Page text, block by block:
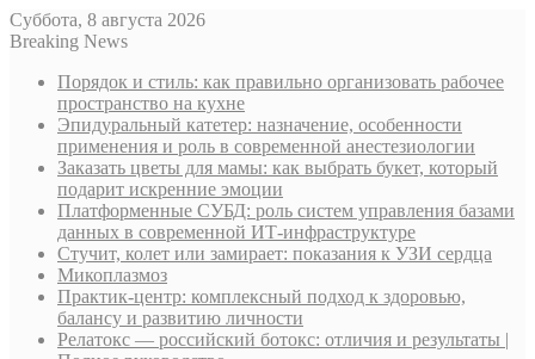
Суббота, 8 августа 2026
Breaking News
Порядок и стиль: как правильно организовать рабочее
пространство на кухне
Эпидуральный катетер: назначение, особенности
применения и роль в современной анестезиологии
Заказать цветы для мамы: как выбрать букет, который
подарит искренние эмоции
Платформенные СУБД: роль систем управления базами
данных в современной ИТ-инфраструктуре
Стучит, колет или замирает: показания к УЗИ сердца
Микоплазмоз
Практик-центр: комплексный подход к здоровью,
балансу и развитию личности
Релатокс — российский ботокс: отличия и результаты |